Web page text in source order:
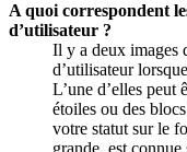
A quoi correspondent
d’utilisateur ?
Il y a deux images
d’utilisateur
L’une d’elles peut
étoiles ou des
votre statut sur le